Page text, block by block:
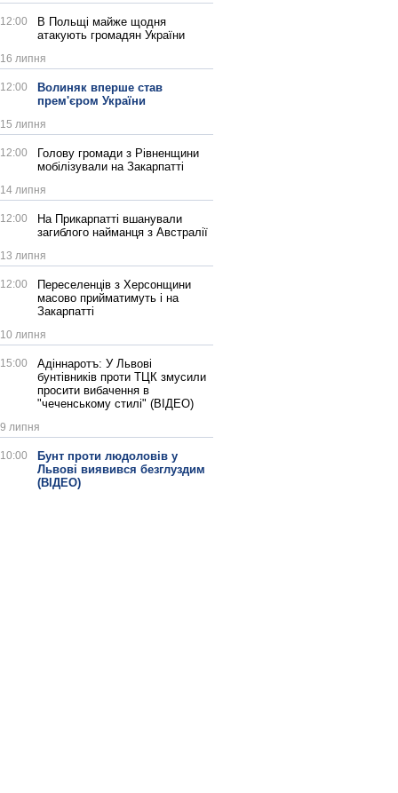
12:00
В Польщі майже щодня
атакують громадян України
16 липня
12:00
Волиняк вперше став
прем'єром України
15 липня
12:00
Голову громади з Рівненщини
мобілізували на Закарпатті
14 липня
12:00
На Прикарпатті вшанували
загиблого найманця з Австралії
13 липня
12:00
Переселенців з Херсонщини
масово прийматимуть і на
Закарпатті
10 липня
15:00
Адіннаротъ: У Львові
бунтівників проти ТЦК змусили
просити вибачення в
"чеченському стилі" (ВІДЕО)
9 липня
10:00
Бунт проти людоловів у
Львові виявився безглуздим
(ВІДЕО)